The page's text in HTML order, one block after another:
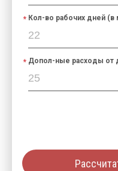
Кол-во рабочих дней (в
Допол-ные расходы от